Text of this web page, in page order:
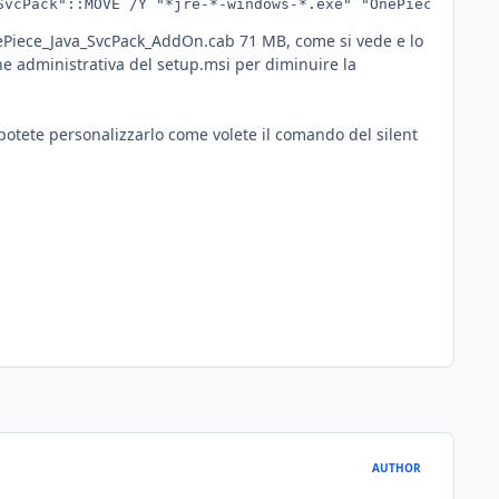
/Y "*jre-*-windows-*.exe"
71 MB, come si vede e lo
administrativa del setup.msi per diminuire la
personalizzarlo come volete il comando del silent
AUTHOR